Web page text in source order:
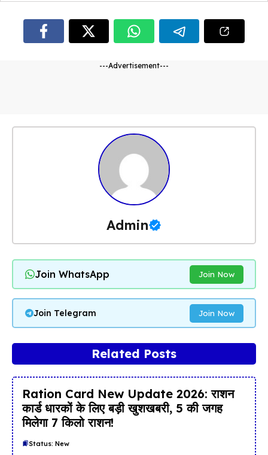
---Advertisement---
Admin
Join WhatsApp Join Now
Join Telegram Join Now
Related Posts
Ration Card New Update 2026: राशन
कार्ड धारकों के लिए बड़ी खुशखबरी, 5 की जगह
मिलेगा 7 किलो राशन!
Status: New